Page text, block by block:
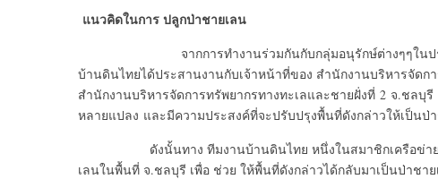
แนวคิดในการ ปลูกป่าชายเลน
จากการทำงานร่วมกันกับกลุ่มอนุรักษ์ต่างๆๆในประเท
บ้านดินไทยได้ประสานงานกับเจ้าหน้าที่ของ สำนักงานบริหารจั
สำนักงานบริหารจัดการทรัพยากรทางทะเลและชายฝั่งที่ 2 จ.ช
หลายแปลง และมีความประสงค์ที่จะปรับปรุงพื้นที่ดังกล่าวให้เป็นป่
ดังนั้นทาง ทีมงานบ้านดินไทย หนึ่งในสมาชิกเครือข่ายจิตอ
เลนในพื้นที่ จ.ชลบุรี เพื่อ ช่วย ให้พื้นที่ดังกล่าวได้กลับมาเป็นป่าช